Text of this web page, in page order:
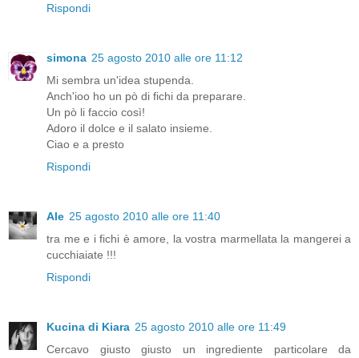
Rispondi
simona 25 agosto 2010 alle ore 11:12
Mi sembra un'idea stupenda.
Anch'ioo ho un pò di fichi da preparare.
Un pò li faccio così!
Adoro il dolce e il salato insieme.
Ciao e a presto
Rispondi
Ale 25 agosto 2010 alle ore 11:40
tra me e i fichi è amore, la vostra marmellata la mangerei a
cucchiaiate !!!
Rispondi
Kucina di Kiara 25 agosto 2010 alle ore 11:49
Cercavo giusto giusto un ingrediente particolare da